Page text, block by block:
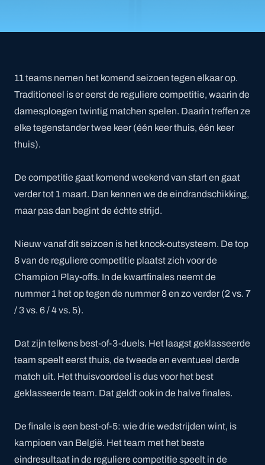
11 teams nemen het komend seizoen tegen elkaar op.
Traditioneel is er eerst de reguliere competitie, waarin de
damesploegen twintig matchen spelen. Daarin treffen ze
elke tegenstander twee keer (één keer thuis, één keer
thuis).
De competitie gaat komend weekend van start en gaat
verder tot 1 maart. Dan kennen we de eindrandschikking,
maar pas dan begint de échte strijd.
Nieuw vanaf dit seizoen is het knock-outsysteem. De top
8 van de reguliere competitie plaatst zich voor de
Champion Play-offs. In de kwartfinales neemt de
nummer 1 het op tegen de nummer 8 en zo verder (2 vs. 7
/ 3 vs. 6 / 4 vs. 5).
Dat zijn telkens best-of-3-duels. Het laagst geklasseerde
team speelt eerst thuis, de tweede en eventueel derde
match uit. Het thuisvoordeel is dus voor het best
geklasseerde team. Dat geldt ook in de halve finales.
De finale is een best-of-5: wie drie wedstrijden wint, is
kampioen van België. Het team met het beste
eindresultaat in de reguliere competitie speelt in de